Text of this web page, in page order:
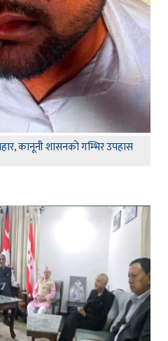
कानूनी शासनको गम्भिर उपहास